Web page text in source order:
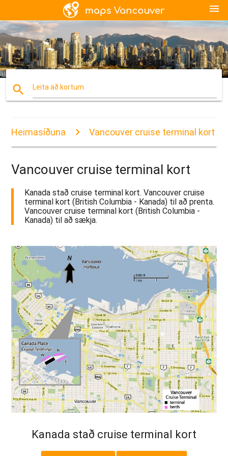
menu
search Leita að kortum
Heimasíðuna Vancouver cruise terminal kort
Vancouver cruise terminal kort
Kanada stað cruise terminal kort. Vancouver cruise
terminal kort (British Columbia - Kanada) til að prenta.
Vancouver cruise terminal kort (British Columbia -
Kanada) til að sækja.
Kanada stað cruise terminal kort